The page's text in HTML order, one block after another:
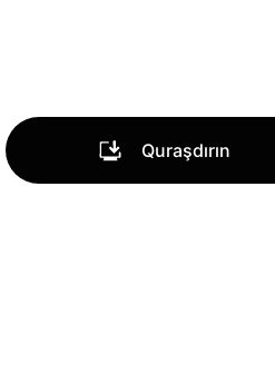
Quraşdırın